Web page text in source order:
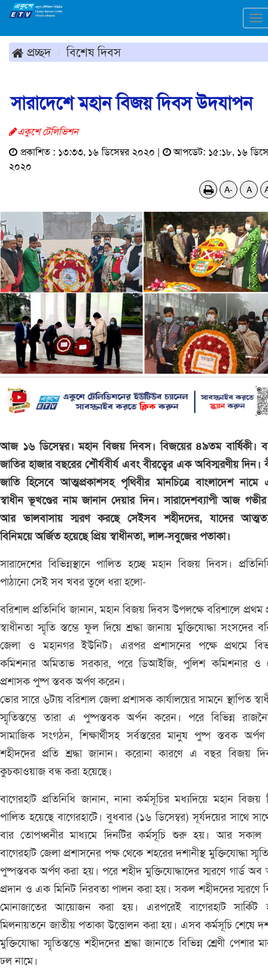
প্রচ্ছদ বিশেষ দিবস
সারাদেশে মহান বিজয় দিবস উদযাপন
একুশে টেলিভিশন
প্রকাশিত : ১৩:৩৩, ১৬ ডিসেম্বর ২০২০ |
আপডেট: ১৫:১৮, ১৬
২০২০
A- A
আজ ১৬ ডিসেম্বর। মহান বিজয় দিবস। বিজয়ের ৪৯তম বার্ষিকী।
জাতির হাজার বছরের শৌর্যবীর্য এবং বীরত্বের এক অবিস্মরণীয় দিন।
জাতি হিসেবে আত্মপ্রকাশসহ পৃথিবীর মানচিত্রে বাংলাদেশ নামে
স্বাধীন ভূখণ্ডের নাম জানান দেয়ার দিন। সারাদেশব্যাপী আজ গভীর
আর ভালবাসায় স্মরণ করছে সেইসব শহীদদের, যাদের
বিনিময়ে অর্জিত হয়েছে প্রিয় স্বাধীনতা, লাল-সবুজের পতাকা।
সারাদেশের বিভিন্নস্থানে পালিত হচ্ছে মহান বিজয় দিবস।
পাঠানো সেই সব খবর তুলে ধরা হলো-
বরিশাল প্রতিনিধি জানান, মহান বিজয় দিবস উপলক্ষে বরিশালে প্রথম
স্বাধীনতা স্মৃতি স্তম্ভে ফুল দিয়ে শ্রদ্ধা জানায় মুক্তিযোদ্ধা সংসদের
জেলা ও মহানগর ইউনিট। এরপর প্রশাসনের পক্ষে প্রথমে
কমিশনার অমিতাভ সরকার, পরে ডিআইজি, পুলিশ কমিশনার ও
প্রশাসক পুষ্প স্তবক অর্পণ করেন।
ভোর সারে ৬টায় বরিশাল জেলা প্রশাসক কার্যালয়ের সামনে স্থাপিত
স্মৃতিস্তম্ভে তারা এ পুষ্পস্তবক অর্পন করেন। পরে বিভিন্ন
সামাজিক সংগঠন, শিক্ষার্থীসহ সর্বস্তরের মানুষ পুষ্প স্তবক
শহীদদের প্রতি শ্রদ্ধা জানান। করোনা কারণে এ বছর বিজয়
কুচকাওয়াজ বন্ধ করা হয়েছে।
বাগেরহাট প্রতিনিধি জানান, নানা কর্মসূচির মধ্যদিয়ে মহান বিজয়
পালিত হয়েছে বাগেরহাটে। বুধবার (১৬ ডিসেম্বর) সূর্যদয়ের সাথে
বার তোপধ্বনীর মাধ্যমে দিনটির কর্মসূচি শুরু হয়। আর সকাল
বাগেরহাট জেলা প্রশাসনের পক্ষ থেকে শহরের দশানীস্থ মুক্তিযোদ্ধা
পুষ্পস্তবক অর্পণ করা হয়। পরে শহীদ মুক্তিযোদ্ধাদের স্মরণে গার্ড অব
প্রদান ও এক মিনিট নিরবতা পালন করা হয়। সকল শহীদদের স্মরণে
মোনাজাতের আয়োজন করা হয়। এরপরেই বাগেরহাট সার্কিট
মিলনায়তনে জাতীয় পতাকা উত্তোলন করা হয়। এসব কর্মসূচি শেষে
মুক্তিযোদ্ধা স্মৃতিস্তম্ভে শহীদদের শ্রদ্ধা জানাতে বিভিন্ন শ্রেণী পেশার
ঢল নামে।